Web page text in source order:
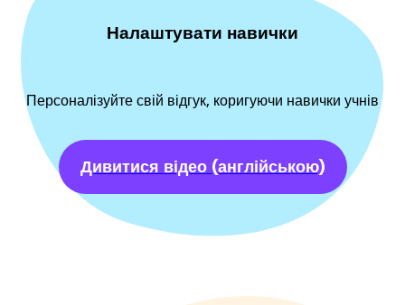
Налаштувати навички
Персоналізуйте свій відгук, коригуючи навички учнів
Дивитися відео (англійською)